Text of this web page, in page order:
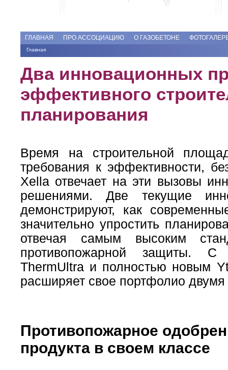
ГЛАВНАЯ ПРО АССОЦИАЦИЮ О ГАЗОБЕТОНЕ
Вы здесь
Главная
Два инновационных
эффективного
планирования
Время на строительной
требования к эффективности,
Xella отвечает на эти вызовы
решениями. Две текущие
демонстрируют, как
значительно упростить
отвечая самым высоким
противопожарной защиты.
ThermUltra и полностью новым
расширяет свое портфолио
Противопожарное
продукта в своем классе